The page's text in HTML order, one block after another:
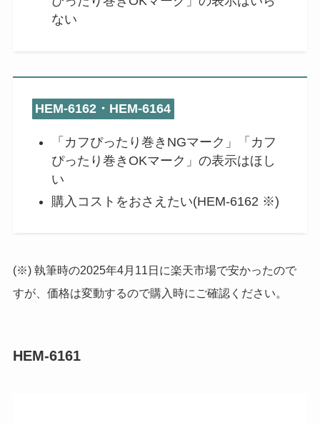
ない
HEM-6162・HEM-6164
「カフぴったり巻きNGマーク」「カフ
ぴったり巻きOKマーク」の表示はほし
い
購入コストをおさえたい(HEM-6162 ※)
(※) 執筆時の2025年4月11日に楽天市場で安かったので
すが、価格は変動するので購入時にご確認ください。
HEM-6161